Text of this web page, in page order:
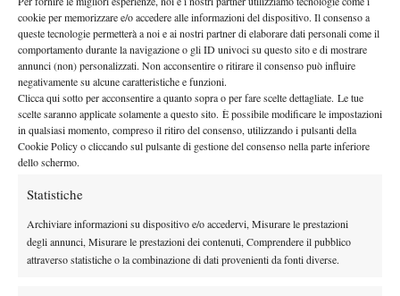
cookie per memorizzare e/o accedere alle informazioni del dispositivo. Il consenso a
queste tecnologie permetterà a noi e ai nostri partner di elaborare dati personali come il
comportamento durante la navigazione o gli ID univoci su questo sito e di mostrare
annunci (non) personalizzati. Non acconsentire o ritirare il consenso può influire
negativamente su alcune caratteristiche e funzioni.
Clicca qui sotto per acconsentire a quanto sopra o per fare scelte dettagliate. Le tue
scelte saranno applicate solamente a questo sito. È possibile modificare le impostazioni
in qualsiasi momento, compreso il ritiro del consenso, utilizzando i pulsanti della
Cookie Policy o cliccando sul pulsante di gestione del consenso nella parte inferiore
dello schermo.
Statistiche
Archiviare informazioni su dispositivo e/o accedervi, Misurare le prestazioni
degli annunci, Misurare le prestazioni dei contenuti, Comprendere il pubblico
attraverso statistiche o la combinazione di dati provenienti da fonti diverse.
Devi essereconnessoper inviare un commento.
DI TENDENZA
News
Australian Open 2027, torna il One Point
Slam: un milione di dollari per il vincitore
Monfils tra i migliori per vittorie in Canada:
Nadal al comando della classifica